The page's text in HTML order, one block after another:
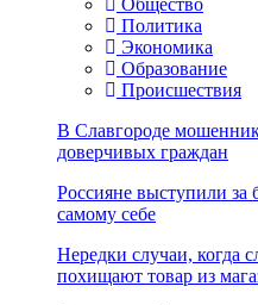
Общество
Политика
Экономика
Образование
Происшествия
В Славгороде
доверчивых граждан
Россияне выступили за
самому себе
Нередки случаи, когда
похищают товар из